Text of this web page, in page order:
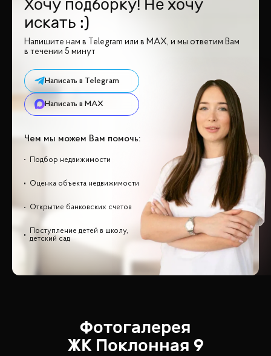
Хочу подборку! Не хочу
искать :)
Напишите нам в Telegram или в MAX, и мы ответим Вам
в течении 5 минут
Написать в Telegram
Написать в MAX
Чем мы можем Вам помочь:
Подбор недвижимости
Оценка объекта недвижимости
Открытие банковских счетов
Поступление детей в школу,
детский сад
Фотогалерея
ЖК Поклонная 9